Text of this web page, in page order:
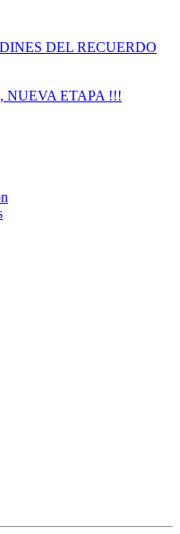
DEL RECUERDO
NUEVA ETAPA !!!